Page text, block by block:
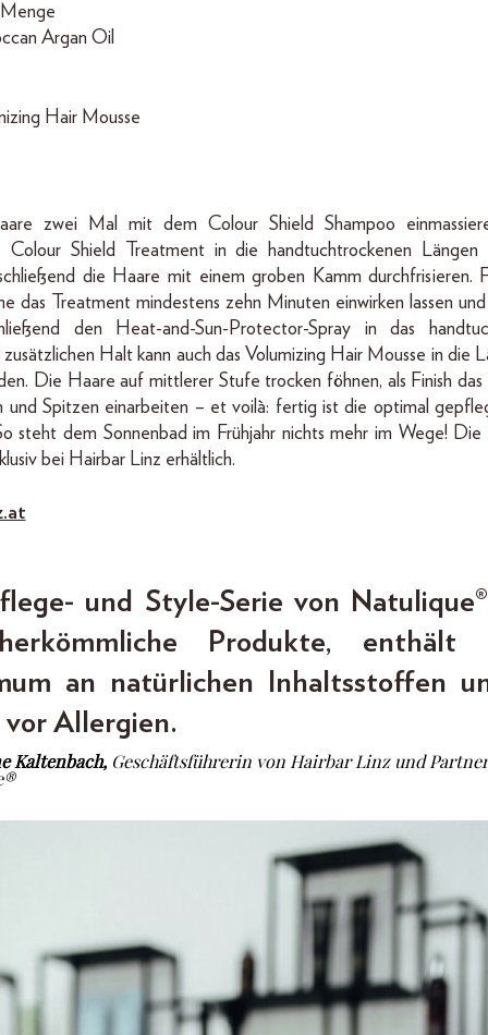
Menge
Argan Oil
Hair Mousse
zwei Mal mit dem Colour Shield Shampoo
Colour Shield Treatment in die handtuchtrockenen
die Haare mit einem groben Kamm durchfrisieren.
das Treatment mindestens zehn Minuten einwirken lassen
den Heat-and-Sun-Protector-Spray in das
zusätzlichen Halt kann auch das Volumizing Hair Mousse in die
Die Haare auf mittlerer Stufe trocken föhnen, als Finish
und Spitzen einarbeiten – et voilà: fertig ist die optimal
steht dem Sonnenbad im Frühjahr nichts mehr im Wege!
bei Hairbar Linz erhältlich.
und Style-Serie von
Produkte, enthält
an natürlichen Inhaltsstoffen
Allergien.
Kaltenbach, Geschäftsführerin von Hairbar Linz und